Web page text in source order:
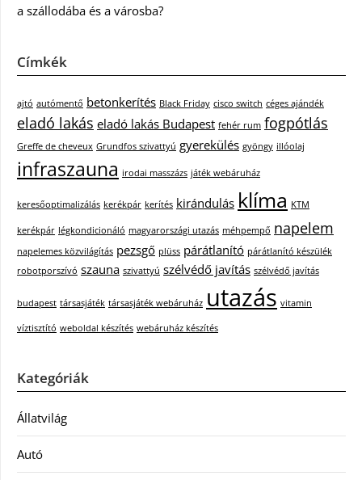
a szállodába és a városba?
Címkék
ajtó autómentő betonkerítés Black Friday cisco switch céges ajándék
eladó lakás eladó lakás Budapest fehér rum fogpótlás
Greffe de cheveux Grundfos szivattyú gyerekülés gyöngy illóolaj
infraszauna irodai masszázs játék webáruház
keresőoptimalizálás kerékpár kerítés kirándulás klíma KTM
kerékpár légkondicionáló magyarországi utazás méhpempő napelem
napelemes közvilágítás pezsgő plüss párátlanító párátlanító készülék
robotporszívó szauna szivattyú szélvédő javítás szélvédő javítás
budapest társasjáték társasjáték webáruház utazás vitamin
víztisztító weboldal készítés webáruház készítés
Kategóriák
Állatvilág
Autó